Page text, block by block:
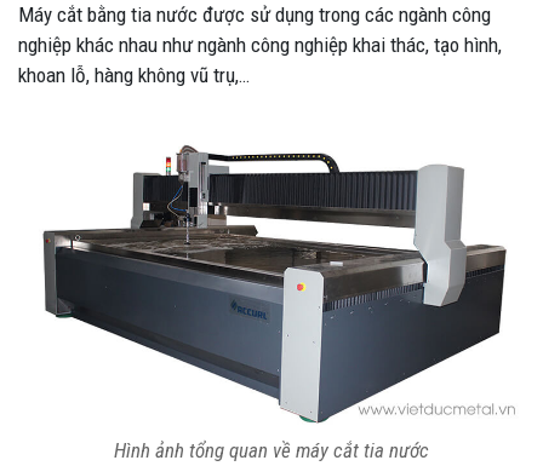
Máy cắt bằng tia nước được sử dụng trong các ngành công
nghiệp khác nhau như ngành công nghiệp khai thác, tạo hình,
khoan lỗ, hàng không vũ trụ,…
Hình ảnh tổng quan về máy cắt tia nước